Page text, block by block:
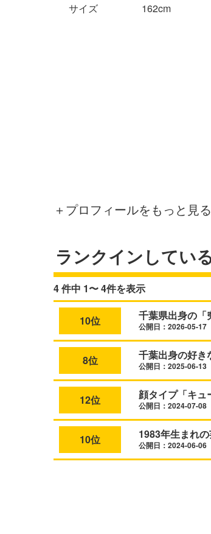
サイズ
162cm
＋プロフィールをもっと見る
ランクインしてい
4 件中 1〜 4件を表示
10位 千葉県出身の「
公開日：2026-05-17
8位 千葉出身の好き
公開日：2025-06-13
12位 顔タイプ「キュ
公開日：2024-07-08
10位 1983年生まれ
公開日：2024-06-06